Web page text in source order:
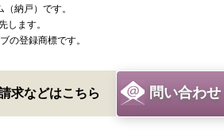
納戸）です。
します。
の登録商標です。
求などはこちら 問い合わせ